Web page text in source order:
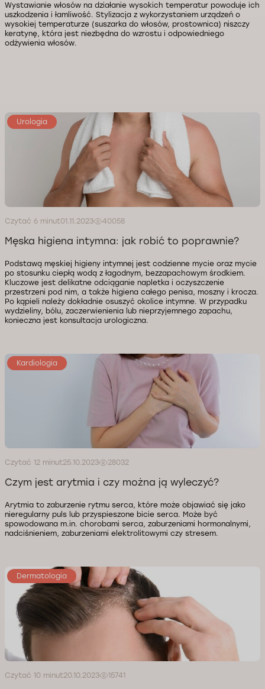
Wystawianie włosów na działanie wysokich temperatur powoduje ich
uszkodzenia i łamliwość. Stylizacja z wykorzystaniem urządzeń o
wysokiej temperaturze (suszarka do włosów, prostownica) niszczy
keratynę, która jest niezbędna do wzrostu i odpowiedniego
odżywienia włosów.
Urologia
Czytać 6 minut01.11.2023 40058
Męska higiena intymna: jak robić to poprawnie?
Podstawą męskiej higieny intymnej jest codzienne mycie oraz mycie
po stosunku ciepłą wodą z łagodnym, bezzapachowym środkiem.
Kluczowe jest delikatne odciąganie napletka i oczyszczenie
przestrzeni pod nim, a także higiena całego penisa, moszny i krocza.
Po kąpieli należy dokładnie osuszyć okolice intymne. W przypadku
wydzieliny, bólu, zaczerwienienia lub nieprzyjemnego zapachu,
konieczna jest konsultacja urologiczna.
Kardiologia
Czytać 12 minut25.10.2023 28032
Czym jest arytmia i czy można ją wyleczyć?
Arytmia to zaburzenie rytmu serca, które może objawiać się jako
nieregularny puls lub przyspieszone bicie serca. Może być
spowodowana m.in. chorobami serca, zaburzeniami hormonalnymi,
nadciśnieniem, zaburzeniami elektrolitowymi czy stresem.
Dermatologia
Czytać 10 minut20.10.2023 15741